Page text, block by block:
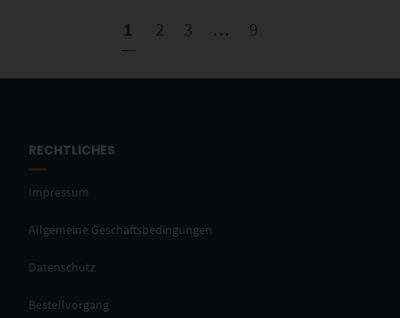
1 2 3 … 9
RECHTLICHES
Impressum
Allgemeine Geschäftsbedingungen
Datenschutz
Bestellvorgang